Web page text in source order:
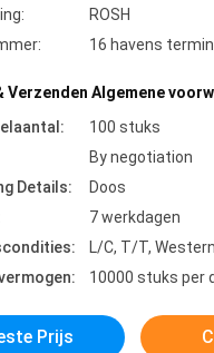
ROSH
16 havens
Verzenden Algemene
100 stuks
By negotiation
Details:
Doos
7 werkdagen
L/C, T/T,
10000 stuks per
Prijs